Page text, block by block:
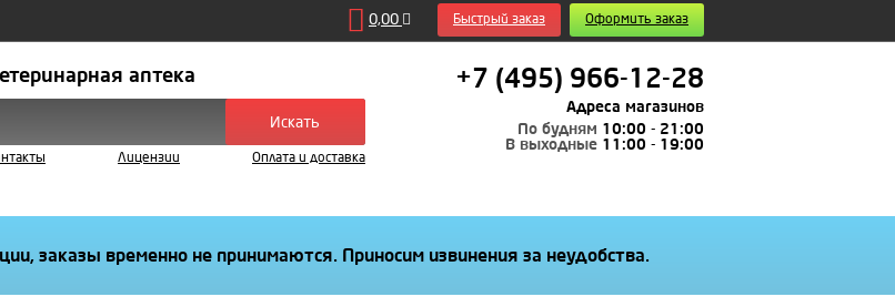
0,00 Оформить заказ
Быстрый заказ
аптека
Искать
Лицензии Оплата и доставка
+7 (495) 966-12-28
Адреса магазинов
По будням 10:00 - 21:00
В выходные 11:00 - 19:00
заказы временно не принимаются. Приносим извинения за неудобства.